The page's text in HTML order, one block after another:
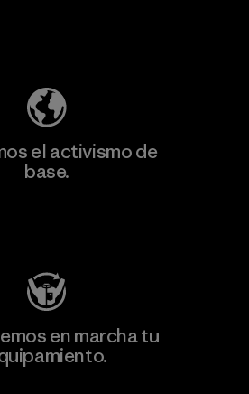
el activismo de
base.
en marcha tu